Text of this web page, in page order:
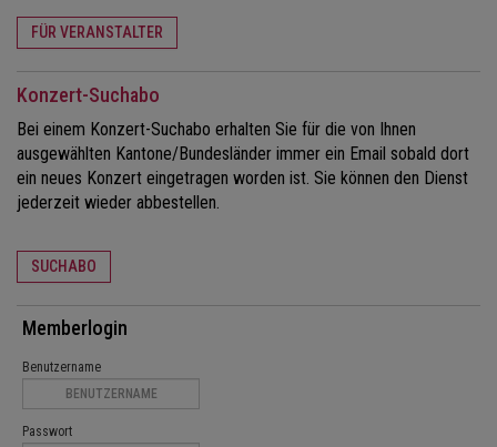
FÜR VERANSTALTER
Konzert-Suchabo
Bei einem Konzert-Suchabo erhalten Sie für die von Ihnen
ausgewählten Kantone/Bundesländer immer ein Email sobald dort
ein neues Konzert eingetragen worden ist. Sie können den Dienst
jederzeit wieder abbestellen.
SUCHABO
Memberlogin
Benutzername
Passwort